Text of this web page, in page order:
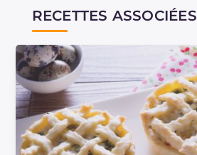
RECETTES ASSOCIÉES